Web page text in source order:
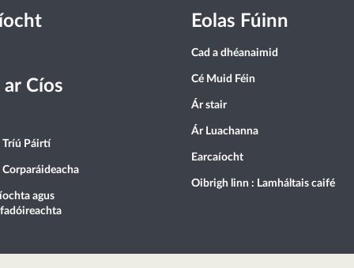
ar Cíos
Tríú Páirtí
Corparáideacha
agus
Eolas Fúinn
Cad a dhéanaimid
Cé Muid Féin
Ár stair
Ár Luachanna
Earcaíocht
Oibrigh linn : Lamháltais caifé